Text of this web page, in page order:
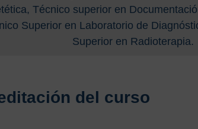
Técnico superior en
Superior en Laboratorio de
Superior en Radioterapia.
del curso